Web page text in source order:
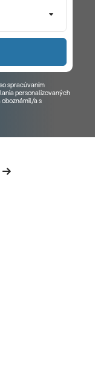
spracúvaním
personalizovaných
oboznámil/as